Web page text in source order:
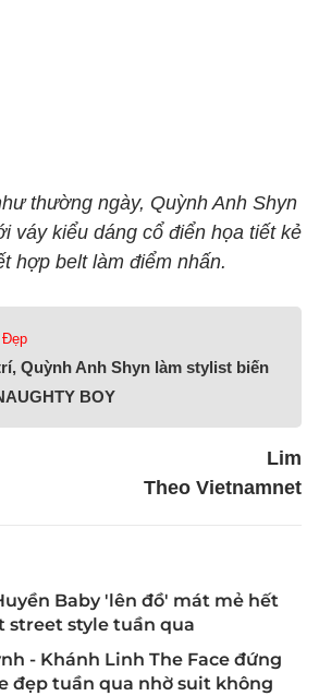
thường ngày, Quỳnh Anh Shyn
váy kiểu dáng cổ điển họa tiết kẻ
hợp belt làm điểm nhấn.
Đẹp
Quỳnh Anh Shyn làm stylist biến
BOY
Lim
Theo Vietnamnet
Baby 'lên đồ' mát mẻ hết
street style tuần qua
- Khánh Linh The Face đứng
đẹp tuần qua nhờ suit không